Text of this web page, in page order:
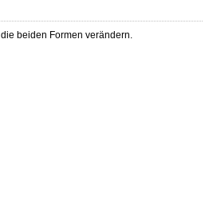
beiden Formen verändern.